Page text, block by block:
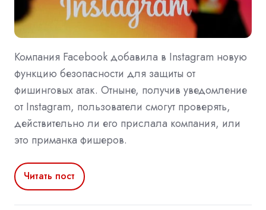
Компания Facebook добавила в Instagram новую
функцию безопасности для защиты от
фишинговых атак. Отныне, получив уведомление
от Instagram, пользователи смогут проверять,
действительно ли его прислала компания, или
это приманка фишеров.
Читать пост